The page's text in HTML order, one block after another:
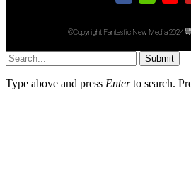
©Copyright Fantastic New Media 2024
Submit
Type above and press Enterto search.